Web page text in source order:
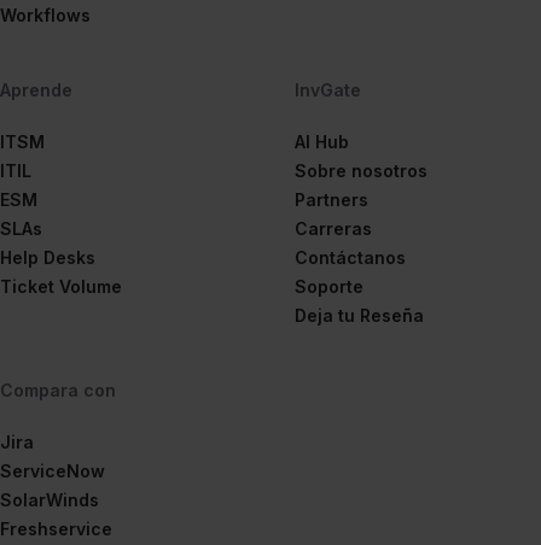
Workflows
Aprende
ITSM
ITIL
ESM
SLAs
Help Desks
Ticket Volume
InvGate
AI Hub
Sobre nosotros
Partners
Carreras
Contáctanos
Soporte
Deja tu Reseña
Compara con
Jira
ServiceNow
SolarWinds
Freshservice